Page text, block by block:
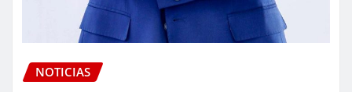
NOTICIAS